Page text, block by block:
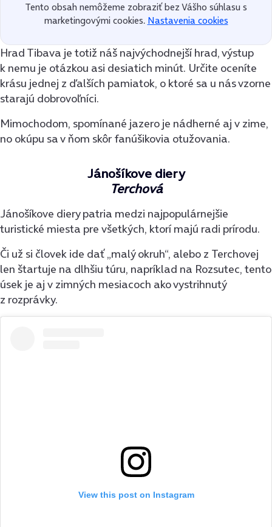
Tento obsah nemôžeme zobraziť bez Vášho súhlasu s
marketingovými cookies. Nastavenia cookies
Hrad Tibava je totiž náš najvýchodnejší hrad, výstup
k nemu je otázkou asi desiatich minút. Určite oceníte
krásu jednej z ďalších pamiatok, o ktoré sa u nás vzorne
starajú dobrovoľníci.
Mimochodom, spomínané jazero je nádherné aj v zime,
no okúpu sa v ňom skôr fanúšikovia otužovania.
Jánošíkove diery
Terchová
Jánošíkove diery patria medzi najpopulárnejšie
turistické miesta pre všetkých, ktorí majú radi prírodu.
Či už si človek ide dať „malý okruh“, alebo z Terchovej
len štartuje na dlhšiu túru, napríklad na Rozsutec, tento
úsek je aj v zimných mesiacoch ako vystrihnutý
z rozprávky.
View this post on Instagram